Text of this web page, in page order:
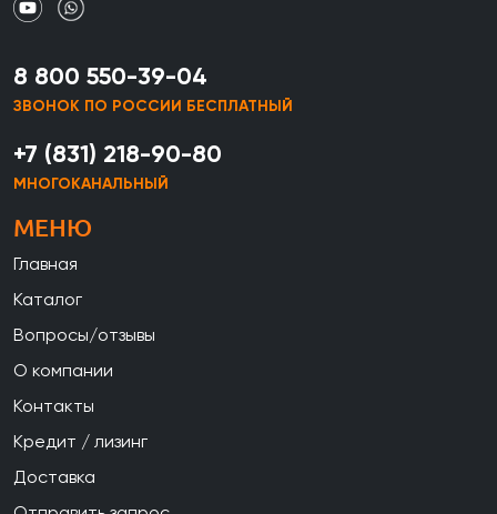
8 800 550-39-04
ЗВОНОК ПО РОССИИ БЕСПЛАТНЫЙ
+7 (831) 218-90-80
МНОГОКАНАЛЬНЫЙ
МЕНЮ
Главная
Каталог
Вопросы/отзывы
О компании
Контакты
Кредит / лизинг
Доставка